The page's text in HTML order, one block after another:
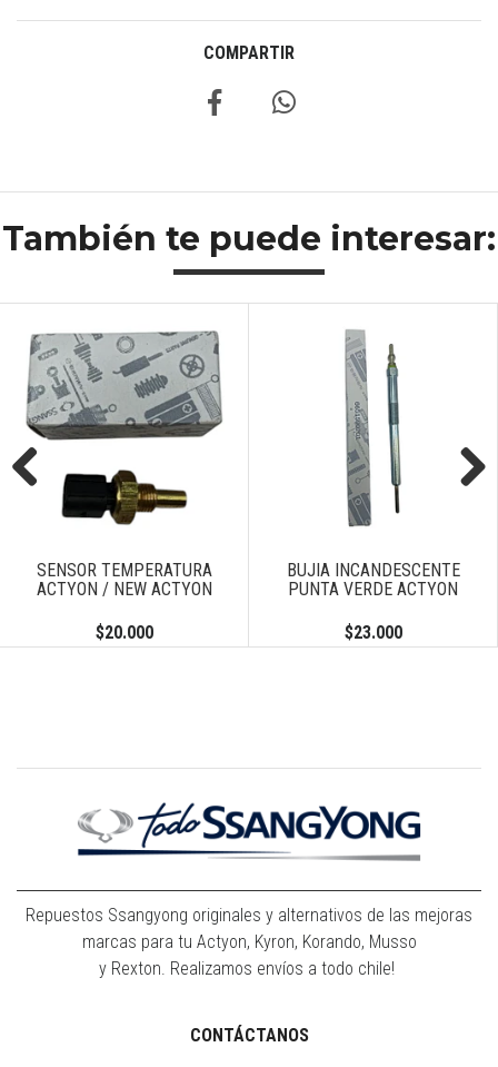
COMPARTIR
También te puede interesar:
SENSOR TEMPERATURA
ACTYON / NEW ACTYON
$20.000
BUJIA INCANDESCENTE
PUNTA VERDE ACTYON
$23.000
Previous
Repuestos Ssangyong originales y alternativos de las mejoras
marcas para tu Actyon, Kyron, Korando, Musso
y Rexton. Realizamos envíos a todo chile!
CONTÁCTANOS